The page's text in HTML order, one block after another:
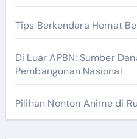
Tips Berkendara Hemat
Di Luar APBN: Sumber
Pembangunan Nasional
Pilihan Nonton Anime di